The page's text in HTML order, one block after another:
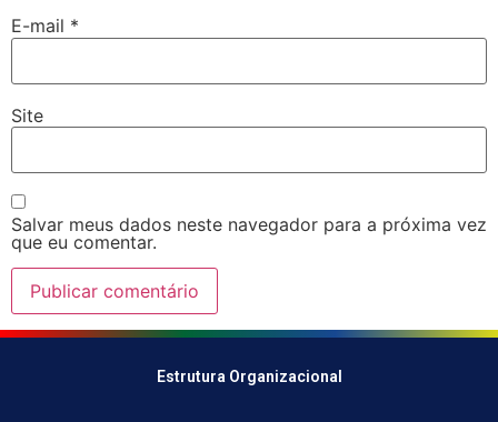
E-mail *
Site
Salvar meus dados neste navegador para a próxima vez
que eu comentar.
Estrutura Organizacional